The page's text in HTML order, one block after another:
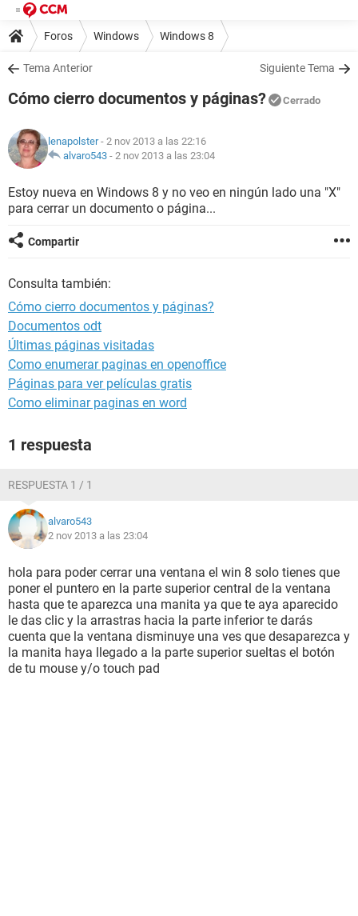
Foros Windows Windows 8
Tema Anterior Siguiente Tema
Cómo cierro documentos y páginas? Cerrado
lenapolster- 2 nov 2013 a las 22:16
alvaro543 - 2 nov 2013 a las 23:04
Estoy nueva en Windows 8 y no veo en ningún lado una "X"
para cerrar un documento o página...
Compartir
Consulta también:
Cómo cierro documentos y páginas?
Documentos odt
Últimas páginas visitadas
Como enumerar paginas en openoffice
Páginas para ver películas gratis
Como eliminar paginas en word
1 respuesta
RESPUESTA 1 / 1
alvaro543
2 nov 2013 a las 23:04
hola para poder cerrar una ventana el win 8 solo tienes que
poner el puntero en la parte superior central de la ventana
hasta que te aparezca una manita ya que te aya aparecido
le das clic y la arrastras hacia la parte inferior te darás
cuenta que la ventana disminuye una ves que desaparezca y
la manita haya llegado a la parte superior sueltas el botón
de tu mouse y/o touch pad